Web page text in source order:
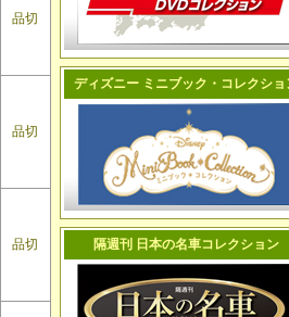
品切
品切
品切
ディズニー ミニブック・コレクショ
隔週刊 日本の名車コレクション